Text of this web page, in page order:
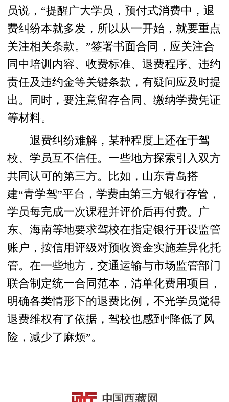
员说，“提醒广大学员，预付式消费中，退
费纠纷本就多发，所以从一开始，就要重点
关注相关条款。”签署书面合同，应关注合
同中培训内容、收费标准、退费程序、违约
责任及违约金等关键条款，有疑问应及时提
出。同时，要注意留存合同、缴纳学费凭证
等材料。
退费纠纷难解，某种程度上还在于驾
校、学员互不信任。一些地方探索引入双方
共同认可的第三方。比如，山东青岛搭
建“青学驾”平台，学费由第三方银行存管，
学员每完成一次课程并评价后再付费。广
东、海南等地要求驾校在指定银行开设监管
账户，按信用评级对预收资金实施差异化托
管。在一些地方，交通运输与市场监管部门
联合制定统一合同范本，清单化费用项目，
明确各类情形下的退费比例，不光学员觉得
退费维权有了依据，驾校也感到“降低了风
险，减少了麻烦”。